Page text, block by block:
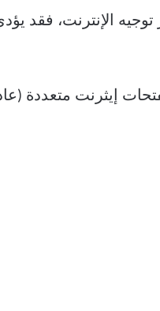
توجيه الإنترنت، فقد
إيثرنت متعددة